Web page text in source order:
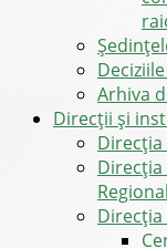
Arhiva
Direcții și
Direcţia